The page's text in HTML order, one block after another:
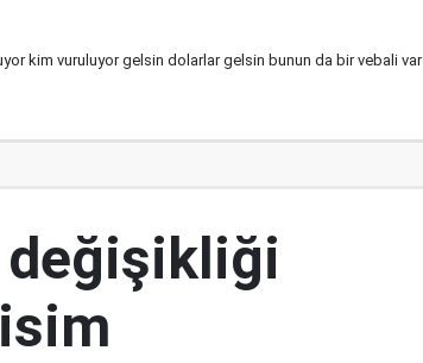
kim vuruluyor gelsin dolarlar gelsin bunun da bir vebali var
değişikliği